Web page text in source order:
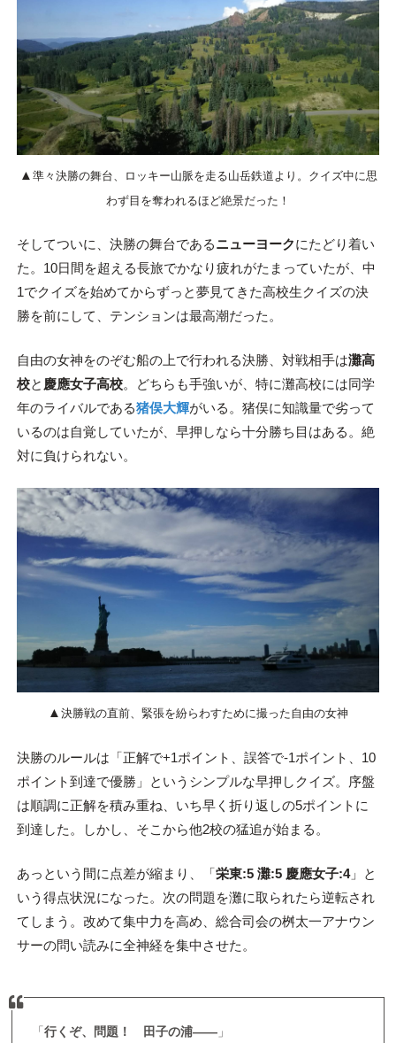
▲ 準々決勝の舞台、ロッキー山脈を走る山岳鉄道より。クイズ中に思
わず目を奪われるほど絶景だった！
そしてついに、決勝の舞台であるニューヨークにたどり着い
た。10日間を超える長旅でかなり疲れがたまっていたが、中
1でクイズを始めてからずっと夢見てきた高校生クイズの決
勝を前にして、テンションは最高潮だった。
自由の女神をのぞむ船の上で行われる決勝、対戦相手は灘高
校と 慶應女子高校。どちらも手強いが、特に灘高校には同学
年のライバルである猪俣大輝がいる。猪俣に知識量で劣って
いるのは自覚していたが、早押しなら十分勝ち目はある。絶
対に負けられない。
▲ 決勝戦の直前、緊張を紛らわすために撮った自由の女神
決勝のルールは「正解で+1ポイント、誤答で-1ポイント、10
ポイント到達で優勝」というシンプルな早押しクイズ。序盤
は順調に正解を積み重ね、いち早く折り返しの5ポイントに
到達した。しかし、そこから他2校の猛追が始まる。
あっという間に点差が縮まり、「栄東:5 灘:5 慶應女子:4」と
いう得点状況になった。次の問題を灘に取られたら逆転され
てしまう。改めて集中力を高め、総合司会の桝太一アナウン
サーの問い読みに全神経を集中させた。
「行くぞ、問題！ 田子の浦―― 」